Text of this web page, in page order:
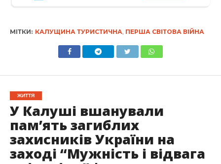
МІТКИ: КАЛУЩИНА ТУРИСТИЧНА, ПЕРША СВІТОВА ВІЙНА
ЖИТТЯ
У Калуші вшанували
пам’ять загиблих
захисників України на
заході “Мужність і відвага